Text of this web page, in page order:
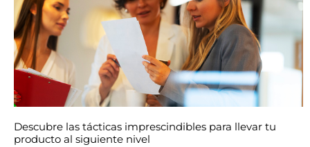
Descubre las tácticas imprescindibles para llevar tu
producto al siguiente nivel